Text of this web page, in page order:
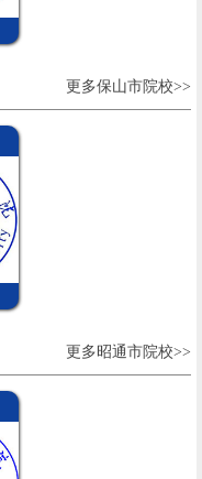
更多保山市院校>>
更多昭通市院校>>